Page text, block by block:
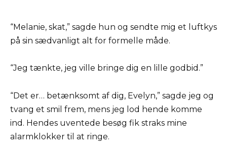
“Melanie, skat,” sagde hun og sendte mig et luftkys
på sin sædvanligt alt for formelle måde.
“Jeg tænkte, jeg ville bringe dig en lille godbid.”
“Det er… betænksomt af dig, Evelyn,” sagde jeg og
tvang et smil frem, mens jeg lod hende komme
ind. Hendes uventede besøg fik straks mine
alarmklokker til at ringe.